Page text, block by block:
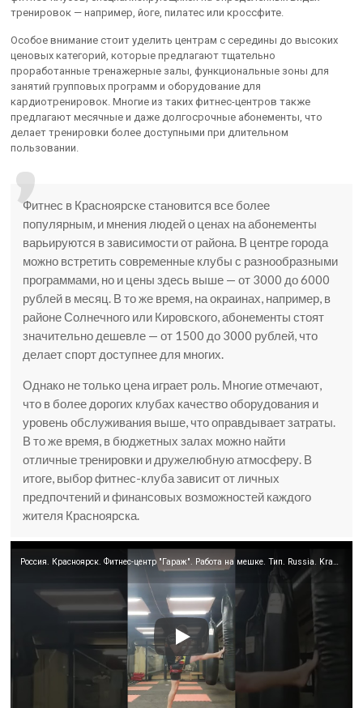
тренировок — например, йоге, пилатес или кроссфите.
Особое внимание стоит уделить центрам с середины до высоких
ценовых категорий, которые предлагают тщательно
проработанные тренажерные залы, функциональные зоны для
занятий групповых программ и оборудование для
кардиотренировок. Многие из таких фитнес-центров также
предлагают месячные и даже долгосрочные абонементы, что
делает тренировки более доступными при длительном
пользовании.
Фитнес в Красноярске становится все более
популярным, и мнения людей о ценах на абонементы
варьируются в зависимости от района. В центре города
можно встретить современные клубы с разнообразными
программами, но и цены здесь выше — от 3000 до 6000
рублей в месяц. В то же время, на окраинах, например, в
районе Солнечного или Кировского, абонементы стоят
значительно дешевле — от 1500 до 3000 рублей, что
делает спорт доступнее для многих.
Однако не только цена играет роль. Многие отмечают,
что в более дорогих клубах качество оборудования и
уровень обслуживания выше, что оправдывает затраты.
В то же время, в бюджетных залах можно найти
отличные тренировки и дружелюбную атмосферу. В
итоге, выбор фитнес-клуба зависит от личных
предпочтений и финансовых возможностей каждого
жителя Красноярска.
Россия. Красноярск. Фитнес-центр "Гараж". Работа на мешке. Тип. Russia. Krasnoyarsk.